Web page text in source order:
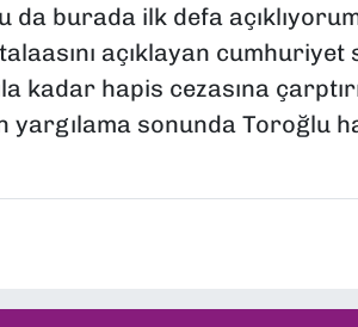
da burada ilk defa
açıklayan cumhuriyet
kadar hapis cezasına
yargılama sonunda Toroğlu